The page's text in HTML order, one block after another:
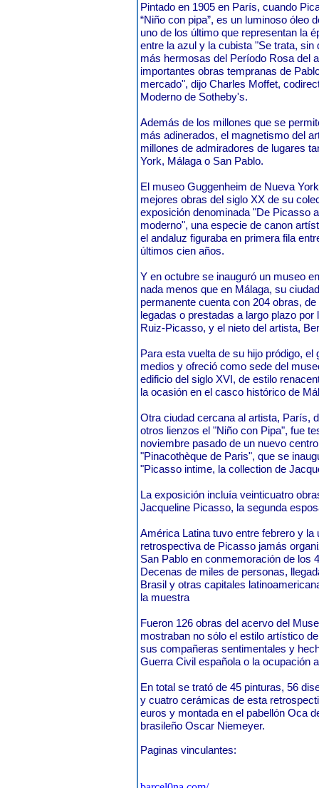
Pintado en 1905 en París, cuando
“Niño con pipa”, es un luminoso óleo
uno de los último que representan la
entre la azul y la cubista "Se trata, sin
más hermosas del Período Rosa del
importantes obras tempranas de
mercado", dijo Charles Moffet,
Moderno de Sotheby's.
Además de los millones que se
más adinerados, el magnetismo del
millones de admiradores de lugares
York, Málaga o San Pablo.
El museo Guggenheim de Nueva
mejores obras del siglo XX de su
exposición denominada "De Picasso
moderno", una especie de canon
el andaluz figuraba en primera fila
últimos cien años.
Y en octubre se inauguró un museo
nada menos que en Málaga, su
permanente cuenta con 204 obras,
legadas o prestadas a largo plazo por
Ruiz-Picasso, y el nieto del artista,
Para esta vuelta de su hijo pródigo,
medios y ofreció como sede del
edificio del siglo XVI, de estilo
la ocasión en el casco histórico de
Otra ciudad cercana al artista, París,
otros lienzos el "Niño con Pipa", fue
noviembre pasado de un nuevo
"Pinacothèque de Paris", que se
"Picasso intime, la collection de
La exposición incluía veinticuatro
Jacqueline Picasso, la segunda
América Latina tuvo entre febrero y
retrospectiva de Picasso jamás
San Pablo en conmemoración de los
Decenas de miles de personas,
Brasil y otras capitales
la muestra
Fueron 126 obras del acervo del
mostraban no sólo el estilo artístico
sus compañeras sentimentales y
Guerra Civil española o la ocupación
En total se trató de 45 pinturas, 56
y cuatro cerámicas de esta
euros y montada en el pabellón Oca
brasileño Oscar Niemeyer.
Paginas vinculantes: